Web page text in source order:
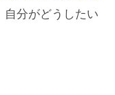
自分がどうしたい